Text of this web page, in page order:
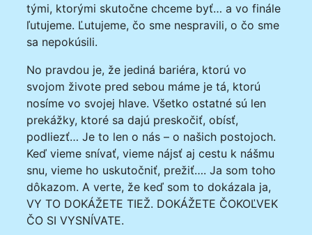
tými, ktorými skutočne chceme byť… a vo finále
ľutujeme. Ľutujeme, čo sme nespravili, o čo sme
sa nepokúsili.
No pravdou je, že jediná bariéra, ktorú vo
svojom živote pred sebou máme je tá, ktorú
nosíme vo svojej hlave. Všetko ostatné sú len
prekážky, ktoré sa dajú preskočiť, obísť,
podliezť… Je to len o nás – o našich postojoch.
Keď vieme snívať, vieme nájsť aj cestu k nášmu
snu, vieme ho uskutočniť, prežiť…. Ja som toho
dôkazom. A verte, že keď som to dokázala ja,
VY TO DOKÁŽETE TIEŽ. DOKÁŽETE ČOKOĽVEK
ČO SI VYSNÍVATE.